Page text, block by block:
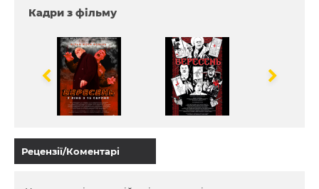
Кадри з фільму
Рецензії/Коментарі